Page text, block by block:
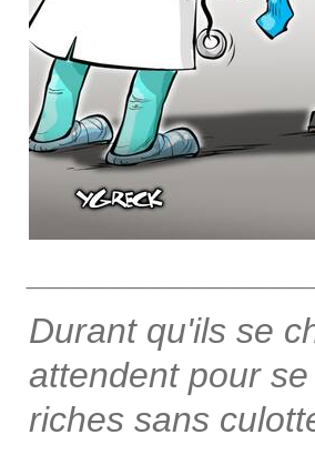
Durant qu'ils se
attendent pour
riches sans